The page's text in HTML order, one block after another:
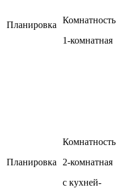
Планировка
Комнатность
1-комнатная
Планировка
Комнатность
2-комнатная
с кухней-